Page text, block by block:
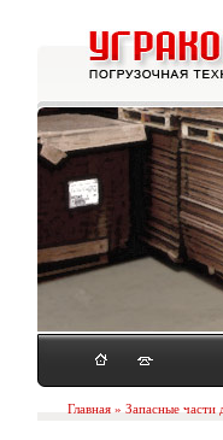
Главная » Запасные